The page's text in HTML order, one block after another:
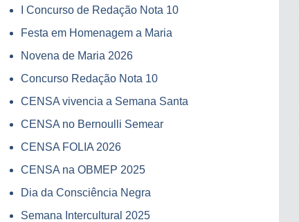
I Concurso de Redação Nota 10
Festa em Homenagem a Maria
Novena de Maria 2026
Concurso Redação Nota 10
CENSA vivencia a Semana Santa
CENSA no Bernoulli Semear
CENSA FOLIA 2026
CENSA na OBMEP 2025
Dia da Consciência Negra
Semana Intercultural 2025